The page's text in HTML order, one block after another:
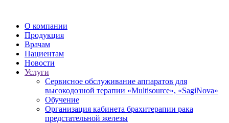
О компании
Продукция
Врачам
Пациентам
Новости
Услуги
Сервисное обслуживание аппаратов для
высокодозной терапии «Multisource», «SagiNova»
Обучение
Организация кабинета брахитерапии рака
предстательной железы